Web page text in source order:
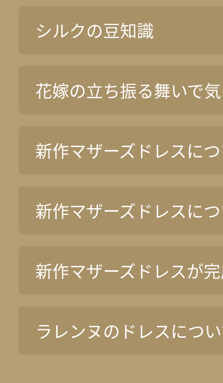
シルクの豆知識
花嫁の立ち振る舞いで
新作マザーズドレスに
新作マザーズドレスに
新作マザーズドレスが
ラレンヌのドレスにつ